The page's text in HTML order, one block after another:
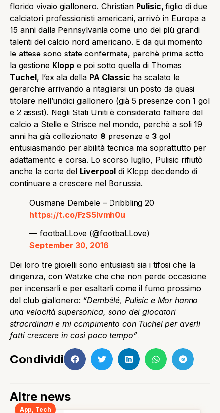
florido vivaio giallonero. Christian Pulisic, figlio di due
calciatori professionisti americani, arrivò in Europa a
15 anni dalla Pennsylvania come uno dei più grandi
talenti del calcio nord americano. E da qui momento
le attese sono state confermate, perchè prima sotto
la gestione Klopp e poi sotto quella di Thomas
Tuchel, l’ex ala della PA Classic ha scalato le
gerarchie arrivando a ritagliarsi un posto da quasi
titolare nell’undici giallonero (già 5 presenze con 1 gol
e 2 assist). Negli Stati Uniti è considerato l’alfiere del
calcio a Stelle e Strisce nel mondo, perchè a soli 19
anni ha già collezionato 8 presenze e 3 gol
entusiasmando per abilità tecnica ma soprattutto per
adattamento e corsa. Lo scorso luglio, Pulisic rifiutò
anche la corte del Liverpool di Klopp decidendo di
continuare a crescere nel Borussia.
Ousmane Dembele – Dribbling 20
https://t.co/FzS5Ivmh0u
— footbaLLove (@footbaLLove)
September 30, 2016
Dei loro tre gioielli sono entusiasti sia i tifosi che la
dirigenza, con Watzke che che non perde occasione
per incensarli e per esaltarli come il fumo prossimo
del club giallonero: “Dembélé, Pulisic e Mor hanno
una velocità supersonica, sono dei giocatori
straordinari e mi compimento con Tuchel per averli
fatti crescere in così poco tempo”.
Condividi
Altre news
App, Tech